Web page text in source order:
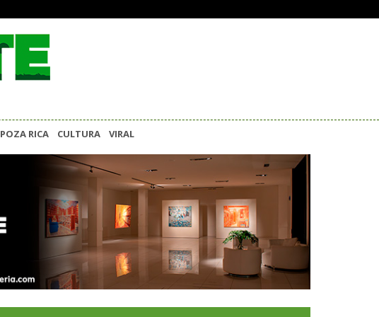
POZA RICA CULTURA VIRAL